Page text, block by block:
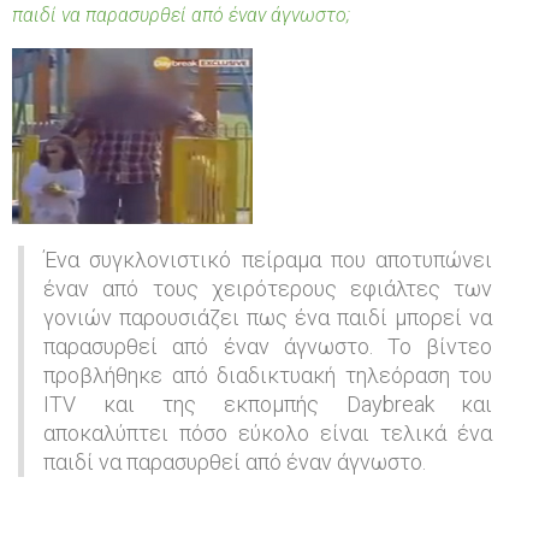
9
0
δ
ε
υ
τ
ε
τ
παιδί να παρασυρθεί από έναν άγνωστο;
Ένα συγκλονιστικό πείραμα που αποτυπώνει
έναν από τους χειρότερους εφιάλτες των
γονιών παρουσιάζει πως ένα παιδί μπορεί να
παρασυρθεί από έναν άγνωστο. Το βίντεο
προβλήθηκε από διαδικτυακή τηλεόραση του
ITV και της εκπομπής Daybreak και
αποκαλύπτει πόσο εύκολο είναι τελικά ένα
παιδί να παρασυρθεί από έναν άγνωστο.